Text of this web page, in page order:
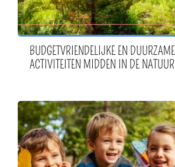
BUDGETVRIENDELIJKE EN DUURZAME
ACTIVITEITEN MIDDEN IN DE NATUUR